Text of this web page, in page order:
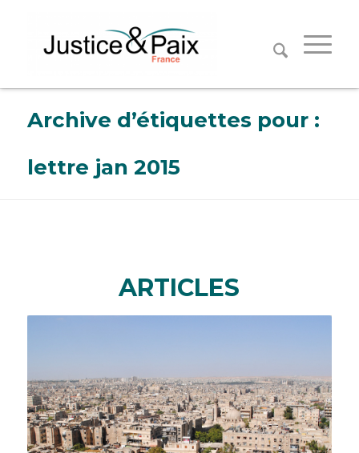
Archive d’étiquettes pour :
lettre jan 2015
ARTICLES